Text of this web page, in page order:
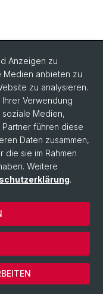
Anzeigen zu
Medien anbieten zu
zu analysieren.
Verwendung
Medien,
führen diese
Daten zusammen,
sie im Rahmen
Weitere
.